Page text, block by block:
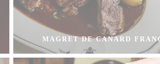
MAGRET DE CANARD